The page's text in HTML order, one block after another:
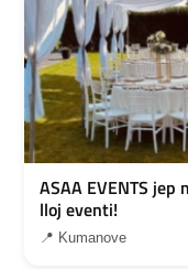
ASAA EVENTS jep
lloj eventi!
📍 Kumanove